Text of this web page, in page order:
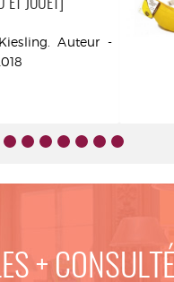
JOUET]
Auteur -
+